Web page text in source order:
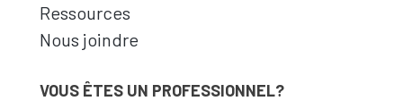
Ressources
Nous joindre
VOUS ÊTES UN PROFESSIONNEL?